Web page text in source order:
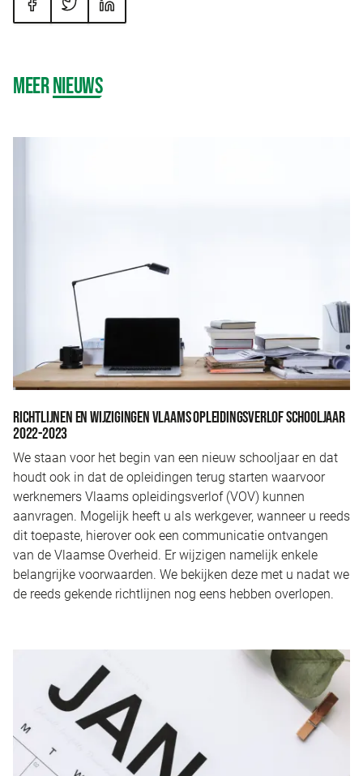
MEERNIEUWS
RICHTLIJNEN EN WIJZIGINGEN VLAAMS OPLEIDINGSVERLOF SCHOOLJAAR
2022-2023
We staan voor het begin van een nieuw schooljaar en dat
houdt ook in dat de opleidingen terug starten waarvoor
werknemers Vlaams opleidingsverlof (VOV) kunnen
aanvragen. Mogelijk heeft u als werkgever, wanneer u reeds
dit toepaste, hierover ook een communicatie ontvangen
van de Vlaamse Overheid. Er wijzigen namelijk enkele
belangrijke voorwaarden. We bekijken deze met u nadat we
de reeds gekende richtlijnen nog eens hebben overlopen.